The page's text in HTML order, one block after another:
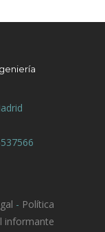
- Política
informante